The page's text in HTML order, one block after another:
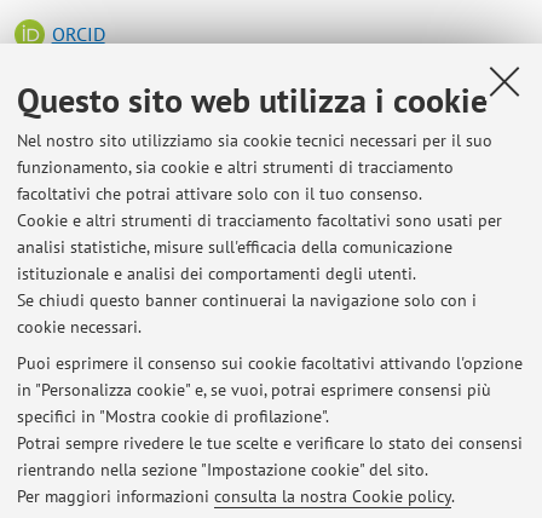
Questo sito web utilizza i cookie
Nel nostro sito utilizziamo sia cookie tecnici necessari per il suo
funzionamento, sia cookie e altri strumenti di tracciamento
facoltativi che potrai attivare solo con il tuo consenso.
Cookie e altri strumenti di tracciamento facoltativi sono usati per
analisi statistiche, misure sull'efficacia della comunicazione
istituzionale e analisi dei comportamenti degli utenti.
Se chiudi questo banner continuerai la navigazione solo con i
cookie necessari.
Puoi esprimere il consenso sui cookie facoltativi attivando l'opzione
in "Personalizza cookie" e, se vuoi, potrai esprimere consensi più
specifici in "Mostra cookie di profilazione".
Potrai sempre rivedere le tue scelte e verificare lo stato dei consensi
rientrando nella sezione "Impostazione cookie" del sito.
Per maggiori informazioni consulta la nostra Cookie policy.
ORCID
Orario di ricevimento
Mercoledì ore 9-11 in presenza nello studio di Cesena o via
Teams
Il docente è disponibile per ricevimento in altri orari, in
presenza o via Teams, previo contatto attraverso email.
Ultimi avvisi
Al momento non sono presenti avvisi.